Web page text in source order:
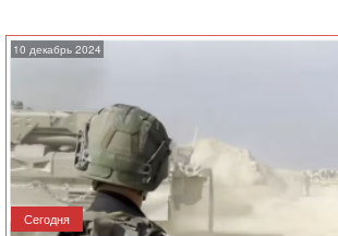
10 декабрь 2024
Сегодня